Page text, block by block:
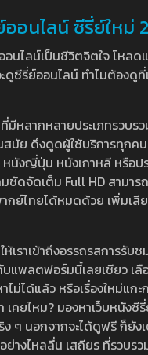
ออนไลน์ ซีรี่ย์ใหม่
ไลน์เป็นชีวิตจิตใจ โหล
ดูซีรี่ย์ออนไลน์ ทำไมต้อง
หลากหลายประเภทรว
มัย ดึงดูดผู้ใช้บริการทุก
งญี่ปุ่น หนังเกาหลี หรือ
จัดเต็ม Full HD สามา
ไทยได้หมดด้วย เพิ่มเ
าเข้าถึงอรรถรสการรั
ลตฟอร์มนี้เลยเชียว เลื
ไม่ได้แล้ว หรือเรื่องใหม่
คยไหม? มองหาเว็บหนัง
ๆ นอกจากจะได้ดูฟรี ก็
ไหลลื่น เสถียร ที่รวบรว